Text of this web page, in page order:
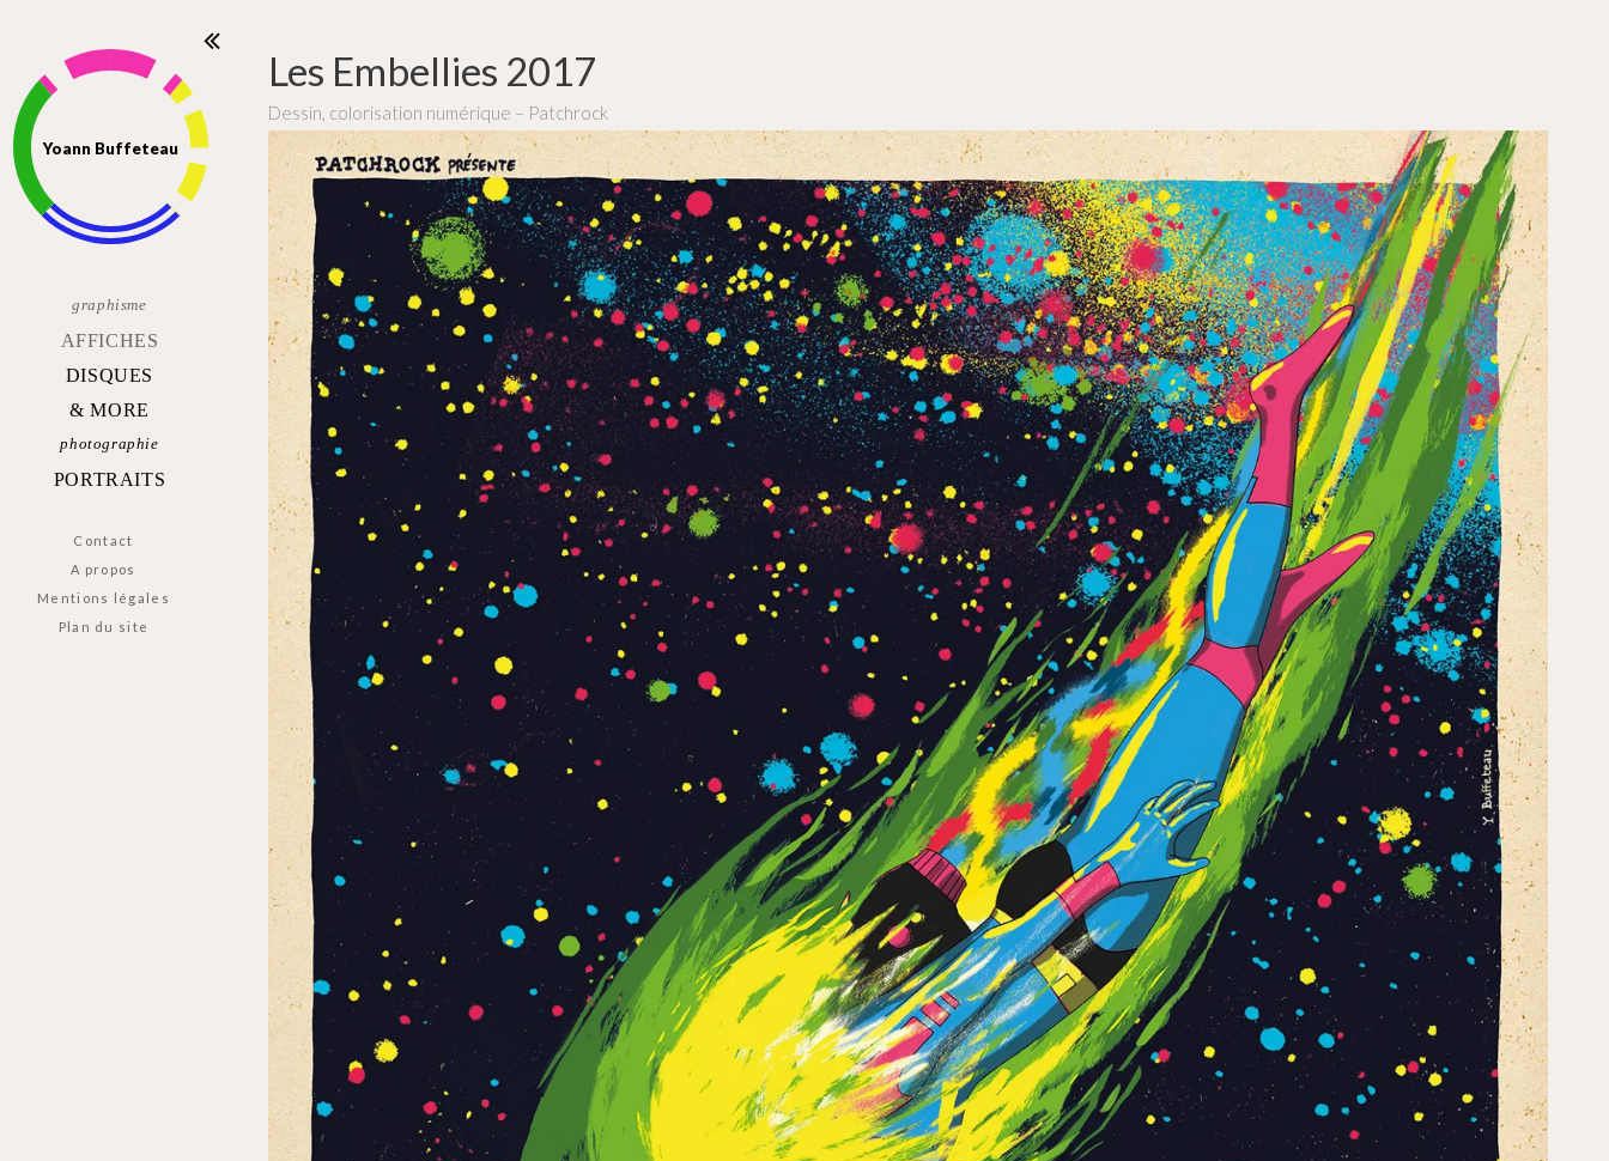
Yoann Buffeteau
graphisme
AFFICHES
DISQUES
& MORE
photographie
PORTRAITS
Contact
A propos
Mentions légales
Plan du site
Les Embellies 2017
Dessin, colorisation numérique – Patchrock